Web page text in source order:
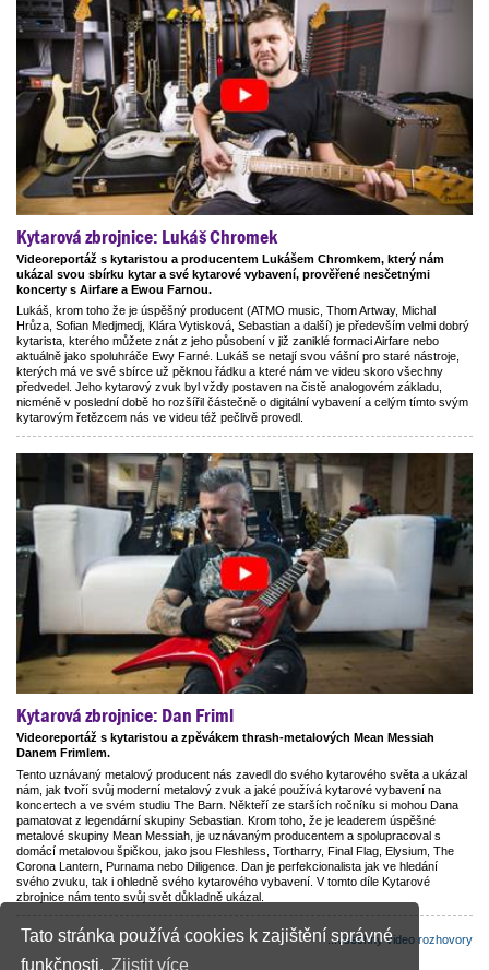
Tato stránka používá cookies k zajištění správné
funkčnosti. Zjistit více
Kytarová zbrojnice: Lukáš Chromek
Videoreportáž s kytaristou a producentem Lukášem Chromkem, který nám
ukázal svou sbírku kytar a své kytarové vybavení, prověřené nesčetnými
koncerty s Airfare a Ewou Farnou.
Lukáš, krom toho že je úspěšný producent (ATMO music, Thom Artway, Michal
Hrůza, Sofian Medjmedj, Klára Vytisková, Sebastian a další) je především velmi dobrý
kytarista, kterého můžete znát z jeho působení v již zaniklé formaci Airfare nebo
aktuálně jako spoluhráče Ewy Farné. Lukáš se netají svou vášní pro staré nástroje,
kterých má ve své sbírce už pěknou řádku a které nám ve videu skoro všechny
předvedel. Jeho kytarový zvuk byl vždy postaven na čistě analogovém základu,
nicméně v poslední době ho rozšířil částečně o digitální vybavení a celým tímto svým
kytarovým řetězcem nás ve videu též pečlivě provedl.
Kytarová zbrojnice: Dan Friml
Videoreportáž s kytaristou a zpěvákem thrash-metalových Mean Messiah
Danem Frimlem.
Tento uznávaný metalový producent nás zavedl do svého kytarového světa a ukázal
nám, jak tvoří svůj moderní metalový zvuk a jaké používá kytarové vybavení na
koncertech a ve svém studiu The Barn. Někteří ze starších ročníku si mohou Dana
pamatovat z legendární skupiny Sebastian. Krom toho, že je leaderem úspěšné
metalové skupiny Mean Messiah, je uznávaným producentem a spolupracoval s
domácí metalovou špičkou, jako jsou Fleshless, Tortharry, Final Flag, Elysium, The
Corona Lantern, Purnama nebo Diligence. Dan je perfekcionalista jak ve hledání
svého zvuku, tak i ohledně svého kytarového vybavení. V tomto díle Kytarové
zbrojnice nám tento svůj svět důkladně ukázal.
...všechny video rozhovory